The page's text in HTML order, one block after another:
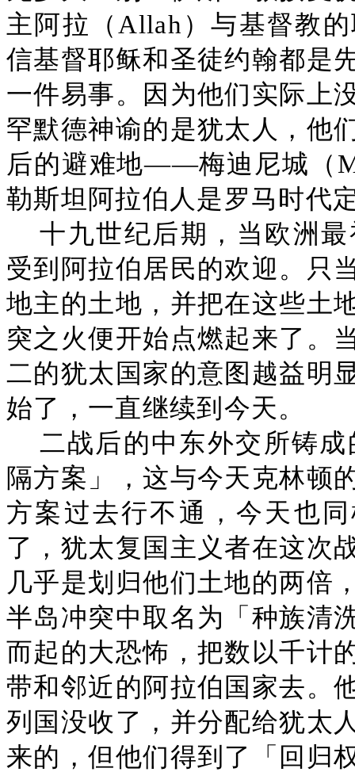
主阿拉（Allah）与基督教
信基督耶稣和圣徒约翰都是
一件易事。因为他们实际上
罕默德神谕的是犹太人，他
后的避难地——梅迪尼城（
勒斯坦阿拉伯人是罗马时代
十九世纪后期，当欧洲
受到阿拉伯居民的欢迎。只
地主的土地，并把在这些土
突之火便开始点燃起来了。
二的犹太国家的意图越益明
始了，一直继续到今天。
二战后的中东外交所铸
隔方案」，这与今天克林顿
方案过去行不通，今天也
了，犹太复国主义者在这次
几乎是划归他们土地的两倍
半岛冲突中取名为「种族清
而起的大恐怖，把数以千计
带和邻近的阿拉伯国家去。
列国没收了，并分配给犹太
来的，但他们得到了「回归